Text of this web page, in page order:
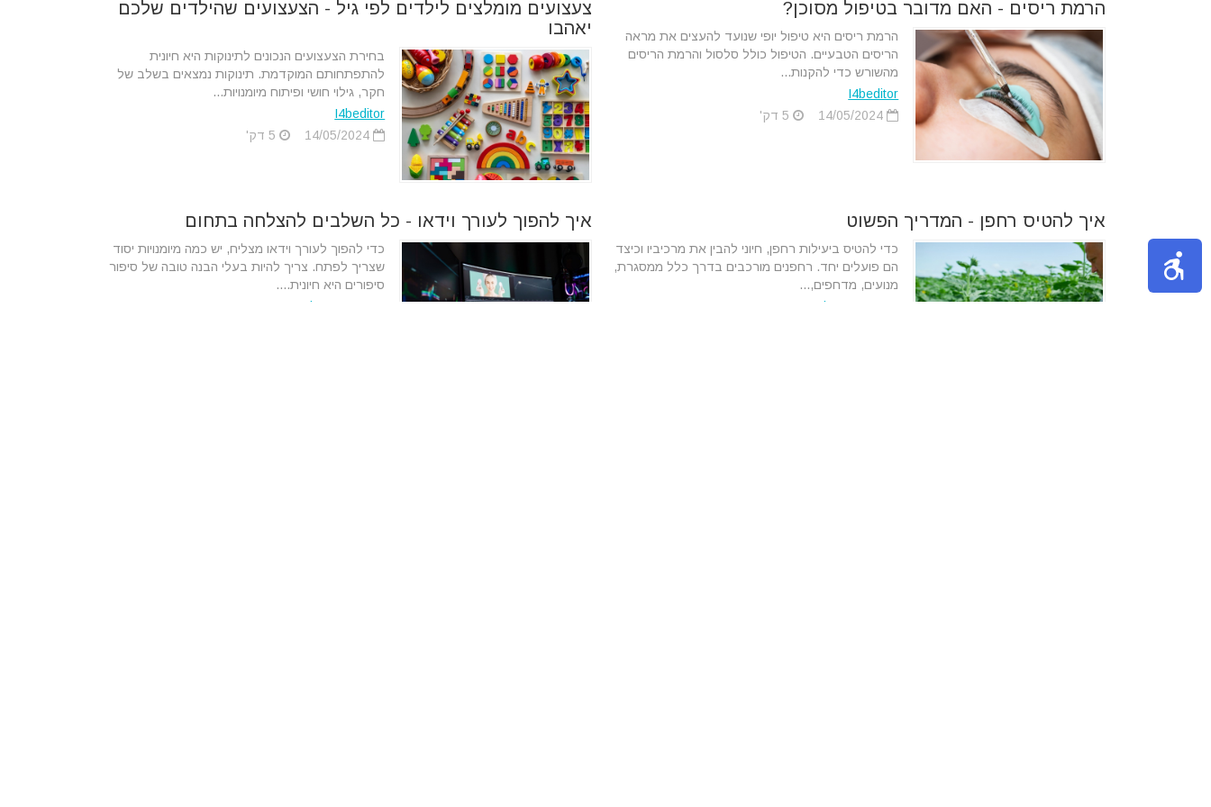
הרמת ריסים - האם מדובר בטיפול מסוכן?
הרמת ריסים היא טיפול יופי שנועד להעצים את מראה
הריסים הטבעיים. הטיפול כולל סלסול והרמת הריסים
מהשורש כדי להקנות...
I4beditor
14/05/2024
5 דק'
צעצועים מומלצים לילדים לפי גיל - הצעצועים שהילדים שלכם
יאהבו
בחירת הצעצועים הנכונים לתינוקות היא חיונית
להתפתחותם המוקדמת. תינוקות נמצאים בשלב של
חקר, גילוי חושי ופיתוח מיומנויות...
I4beditor
14/05/2024
5 דק'
איך להטיס רחפן - המדריך הפשוט
כדי להטיס ביעילות רחפן, חיוני להבין את מרכיביו וכיצד
הם פועלים יחד. רחפנים מורכבים בדרך כלל ממסגרת,
מנועים, מדחפים,...
איך להפוך לעורך וידאו - כל השלבים להצלחה בתחום
כדי להפוך לעורך וידאו מצליח, יש כמה מיומנויות יסוד
שצריך לפתח. צריך להיות בעלי הבנה טובה של סיפור
סיפורים היא חיונית....